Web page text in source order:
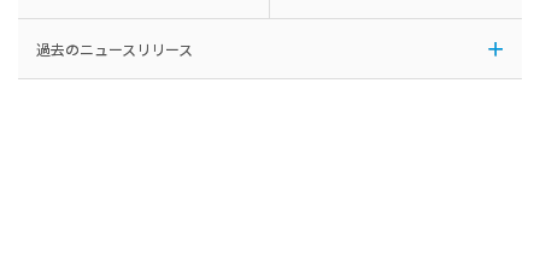
過去のニュースリリース